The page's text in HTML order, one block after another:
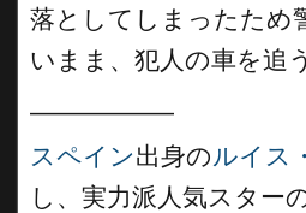
落としてしまったため
いまま、犯人の車を追
スペイン出身のルイス
し、実力派人気スター